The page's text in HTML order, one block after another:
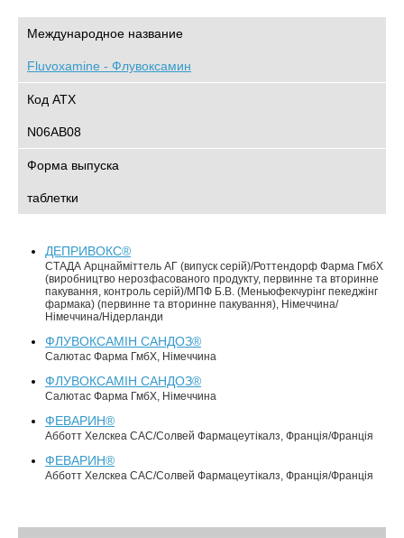
Международное название
Fluvoxamine - Флувоксамин
Код АТХ
N06AB08
Форма выпуска
таблетки
ДЕПРИВОКС®
СТАДА Арцнайміттель АГ (випуск серій)/Роттендорф Фарма ГмбХ
(виробництво нерозфасованого продукту, первинне та вторинне
пакування, контроль серій)/МПФ Б.В. (Меньюфекчурінг пекеджінг
фармака) (первинне та вторинне пакування), Німеччина/
Німеччина/Нідерланди
ФЛУВОКСАМІН САНДОЗ®
Салютас Фарма ГмбХ, Німеччина
ФЛУВОКСАМІН САНДОЗ®
Салютас Фарма ГмбХ, Німеччина
ФЕВАРИН®
Абботт Хелскеа САС/Солвей Фармацеутікалз, Франція/Франція
ФЕВАРИН®
Абботт Хелскеа САС/Солвей Фармацеутікалз, Франція/Франція